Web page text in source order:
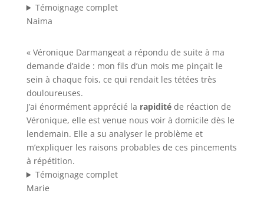
Témoignage complet
Naima
« Véronique Darmangeat a répondu de suite à ma
demande d’aide : mon fils d’un mois me pinçait le
sein à chaque fois, ce qui rendait les tétées très
douloureuses.
J’ai énormément apprécié la rapidité de réaction de
Véronique, elle est venue nous voir à domicile dès le
lendemain. Elle a su analyser le problème et
m’expliquer les raisons probables de ces pincements
à répétition.
Témoignage complet
Marie